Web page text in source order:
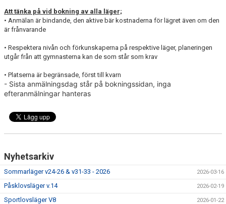
Att tänka på vid bokning av alla läger;
• Anmälan är bindande, den aktive bär kostnaderna för lägret även om den
är frånvarande
• Respektera nivån och förkunskaperna på respektive läger, planeringen
utgår från att gymnasterna kan de som står som krav
• Platserna är begränsade, först till kvarn
- Sista anmälningsdag står på bokningssidan, inga
efteranmälningar hanteras
Nyhetsarkiv
Sommarläger v24-26 & v31-33 - 2026 2026-03-16
Påsklovsläger v.14 2026-02-19
Sportlovsläger V8 2026-01-22